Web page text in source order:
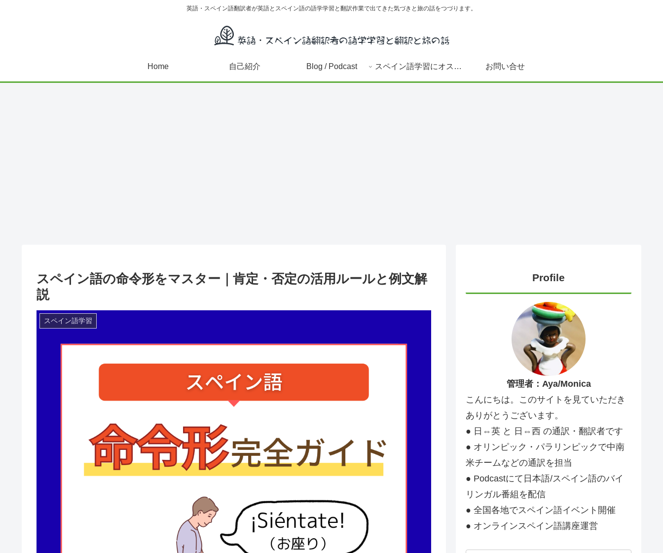
英語・スペイン語翻訳者が英語とスペイン語の語学学習と翻訳作業で出てきた気づきと旅の話をつづります。
Home 自己紹介 Blog / Podcast スペイン語学習にオススメ書籍(文法～DELE対策まで) お問い合せ
スペイン語の命令形をマスター｜肯定・否定の活用ルールと例文解
説
スペイン語学習
Profile
管理者：Aya/Monica
こんにちは。このサイトを見ていただき
ありがとうございます。
● 日⇔英 と 日⇔西 の通訳・翻訳者です
● オリンピック・パラリンピックで中南
米チームなどの通訳を担当
● Podcastにて日本語/スペイン語のバイ
リンガル番組を配信
● 全国各地でスペイン語イベント開催
● オンラインスペイン語講座運営